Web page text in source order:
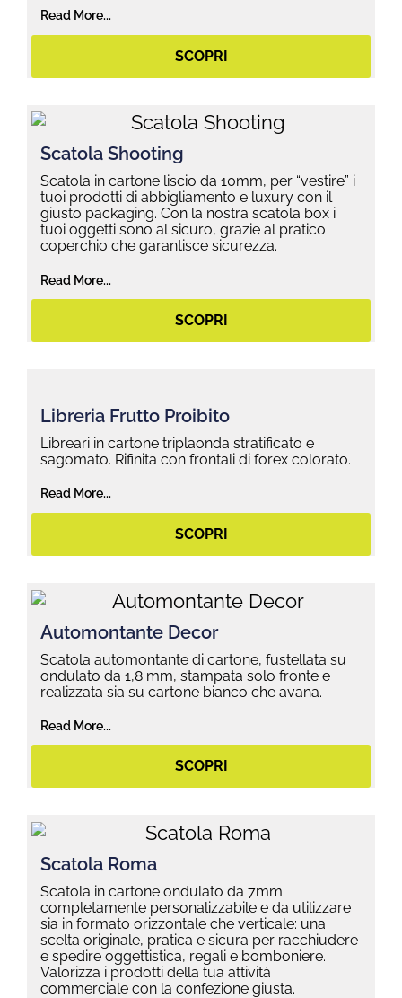
Read More...
SCOPRI
Scatola Shooting
Scatola in cartone liscio da 10mm, per “vestire” i
tuoi prodotti di abbigliamento e luxury con il
giusto packaging. Con la nostra scatola box i
tuoi oggetti sono al sicuro, grazie al pratico
coperchio che garantisce sicurezza.
Read More...
SCOPRI
Libreria Frutto Proibito
Libreari in cartone triplaonda stratificato e
sagomato. Rifinita con frontali di forex colorato.
Read More...
SCOPRI
Automontante Decor
Scatola automontante di cartone, fustellata su
ondulato da 1,8 mm, stampata solo fronte e
realizzata sia su cartone bianco che avana.
Read More...
SCOPRI
Scatola Roma
Scatola in cartone ondulato da 7mm
completamente personalizzabile e da utilizzare
sia in formato orizzontale che verticale: una
scelta originale, pratica e sicura per racchiudere
e spedire oggettistica, regali e bomboniere.
Valorizza i prodotti della tua attività
commerciale con la confezione giusta.